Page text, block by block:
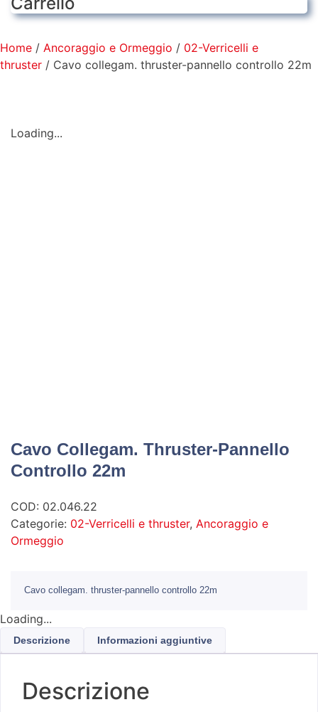
Home / Ancoraggio e Ormeggio / 02-Verricelli e
thruster / Cavo collegam. thruster-pannello controllo 22m
Loading...
Cavo Collegam. Thruster-Pannello
Controllo 22m
COD: 02.046.22
Categorie: 02-Verricelli e thruster, Ancoraggio e
Ormeggio
Cavo collegam. thruster-pannello controllo 22m
Loading...
Descrizione Informazioni aggiuntive
Descrizione